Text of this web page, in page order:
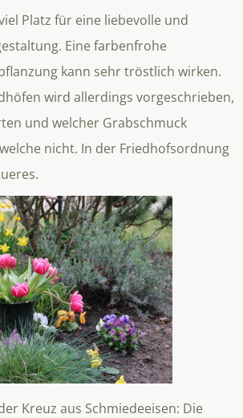
Platz für eine liebevolle und
Eine farbenfrohe
kann sehr tröstlich wirken.
wird allerdings vorgeschrieben,
und welcher Grabschmuck
nicht. In der Friedhofsordnung
Kreuz aus Schmiedeeisen: Die